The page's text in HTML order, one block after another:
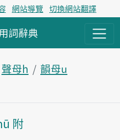
網站導覽 切換網站翻譯
詞辭典
聲母h
韻母u
主內容區塊
附